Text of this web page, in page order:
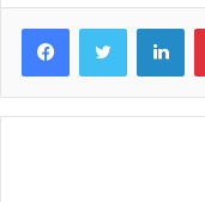
FacebookTwitter